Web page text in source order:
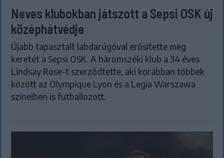
Neves klubokban játszott a Sepsi OSK új
középhátvédje
Újabb tapasztalt labdarúgóval erősítette meg
keretét a Sepsi OSK. A háromszéki klub a 34 éves
Lindsay Rose-t szerződtette, aki korábban többek
között az Olympique Lyon és a Legia Warszawa
színeiben is futballozott.